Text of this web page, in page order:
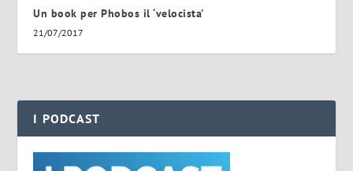
Un book per Phobos il ‘velocista’
21/07/2017
I PODCAST